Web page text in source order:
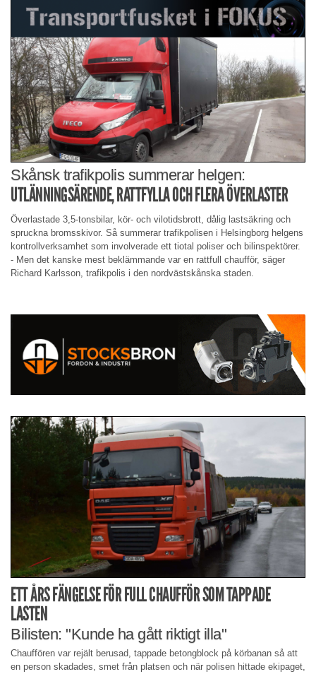
Skånsk trafikpolis summerar helgen:
UTLÄNNINGSÄRENDE, RATTFYLLA OCH FLERA ÖVERLASTER
Överlastade 3,5-tonsbilar, kör- och vilotidsbrott, dålig lastsäkring och
spruckna bromsskivor. Så summerar trafikpolisen i Helsingborg helgens
kontrollverksamhet som involverade ett tiotal poliser och bilinspektörer.
- Men det kanske mest beklämmande var en rattfull chaufför, säger
Richard Karlsson, trafikpolis i den nordvästskånska staden.
ETT ÅRS FÄNGELSE FÖR FULL CHAUFFÖR SOM TAPPADE
LASTEN
Bilisten: "Kunde ha gått riktigt illa"
Chauffören var rejält berusad, tappade betongblock på körbanan så att
en person skadades, smet från platsen och när polisen hittade ekipaget,